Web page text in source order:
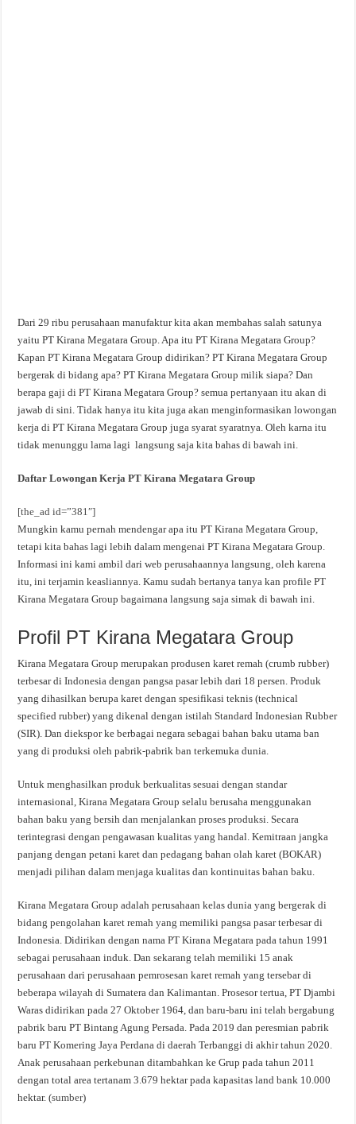
Dari 29 ribu perusahaan manufaktur kita akan membahas salah satunya
yaitu PT Kirana Megatara Group. Apa itu PT Kirana Megatara Group?
Kapan PT Kirana Megatara Group didirikan? PT Kirana Megatara Group
bergerak di bidang apa? PT Kirana Megatara Group milik siapa? Dan
berapa gaji di PT Kirana Megatara Group? semua pertanyaan itu akan di
jawab di sini. Tidak hanya itu kita juga akan menginformasikan lowongan
kerja di PT Kirana Megatara Group juga syarat syaratnya. Oleh karna itu
tidak menunggu lama lagi langsung saja kita bahas di bawah ini.
Daftar Lowongan Kerja PT Kirana Megatara Group
[the_ad id=”381″]
Mungkin kamu pernah mendengar apa itu PT Kirana Megatara Group,
tetapi kita bahas lagi lebih dalam mengenai PT Kirana Megatara Group.
Informasi ini kami ambil dari web perusahaannya langsung, oleh karena
itu, ini terjamin keasliannya. Kamu sudah bertanya tanya kan profile PT
Kirana Megatara Group bagaimana langsung saja simak di bawah ini.
Profil PT Kirana Megatara Group
Kirana Megatara Group merupakan produsen karet remah (crumb rubber)
terbesar di Indonesia dengan pangsa pasar lebih dari 18 persen. Produk
yang dihasilkan berupa karet dengan spesifikasi teknis (technical
specified rubber) yang dikenal dengan istilah Standard Indonesian Rubber
(SIR). Dan diekspor ke berbagai negara sebagai bahan baku utama ban
yang di produksi oleh pabrik-pabrik ban terkemuka dunia.
Untuk menghasilkan produk berkualitas sesuai dengan standar
internasional, Kirana Megatara Group selalu berusaha menggunakan
bahan baku yang bersih dan menjalankan proses produksi. Secara
terintegrasi dengan pengawasan kualitas yang handal. Kemitraan jangka
panjang dengan petani karet dan pedagang bahan olah karet (BOKAR)
menjadi pilihan dalam menjaga kualitas dan kontinuitas bahan baku.
Kirana Megatara Group adalah perusahaan kelas dunia yang bergerak di
bidang pengolahan karet remah yang memiliki pangsa pasar terbesar di
Indonesia. Didirikan dengan nama PT Kirana Megatara pada tahun 1991
sebagai perusahaan induk. Dan sekarang telah memiliki 15 anak
perusahaan dari perusahaan pemrosesan karet remah yang tersebar di
beberapa wilayah di Sumatera dan Kalimantan. Prosesor tertua, PT Djambi
Waras didirikan pada 27 Oktober 1964, dan baru-baru ini telah bergabung
pabrik baru PT Bintang Agung Persada. Pada 2019 dan peresmian pabrik
baru PT Komering Jaya Perdana di daerah Terbanggi di akhir tahun 2020.
Anak perusahaan perkebunan ditambahkan ke Grup pada tahun 2011
dengan total area tertanam 3.679 hektar pada kapasitas land bank 10.000
hektar. (sumber)